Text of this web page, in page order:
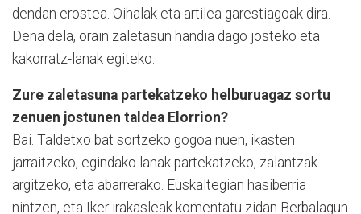
dendan erostea. Oihalak eta artilea garestiagoak dira.
Dena dela, orain zaletasun handia dago josteko eta
kakorratz-lanak egiteko.
Zure zaletasuna partekatzeko helburuagaz sortu
zenuen jostunen taldea Elorrion?
Bai. Taldetxo bat sortzeko gogoa nuen, ikasten
jarraitzeko, egindako lanak partekatzeko, zalantzak
argitzeko, eta abarrerako. Euskaltegian hasiberria
nintzen, eta Iker irakasleak komentatu zidan Berbalagun